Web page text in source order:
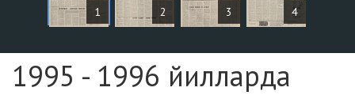
1 2 3 4
Sahifa №1
1995 - 1996 йилларда